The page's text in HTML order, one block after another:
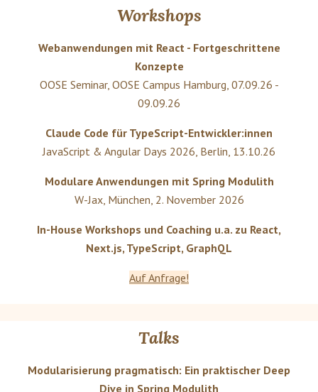
Workshops
Webanwendungen mit React - Fortgeschrittene
Konzepte
OOSE Seminar, OOSE Campus Hamburg 07.09.26 -
09.09.26
Claude Code für TypeScript-Entwickler:innen
JavaScript & Angular Days 2026 Berlin 13.10.26
Modulare Anwendungen mit Spring Modulith
W-Jax, München 2. November 2026
In-House Workshops und Coaching u.a. zu React,
Next.js, TypeScript, GraphQL
Auf Anfrage!
Talks
Modularisierung pragmatisch: Ein praktischer Deep
Dive in Spring Modulith